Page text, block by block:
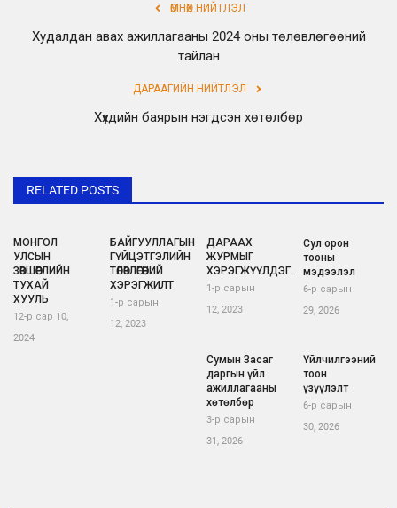
ӨМНӨХ НИЙТЛЭЛ
Худалдан авах ажиллагааны 2024 оны төлөвлөгөөний
тайлан
ДАРААГИЙН НИЙТЛЭЛ
Хүүхдийн баярын нэгдсэн хөтөлбөр
RELATED POSTS
МОНГОЛ
УЛСЫН
ЗӨВШӨӨРЛИЙН
ТУХАЙ
ХУУЛЬ
12-р сар 10,
2024
БАЙГУУЛЛАГЫН
ГҮЙЦЭТГЭЛИЙН
ТӨЛӨВЛӨГӨӨНИЙ
ХЭРЭГЖИЛТ
1-р сарын
12, 2023
ДАРААХ
ЖУРМЫГ
ХЭРЭГЖҮҮЛДЭГ.
1-р сарын
12, 2023
Сул орон
тооны
мэдээлэл
6-р сарын
29, 2026
Сумын Засаг
даргын үйл
ажиллагааны
хөтөлбөр
3-р сарын
31, 2026
Үйлчилгээний
тоон
үзүүлэлт
6-р сарын
30, 2026